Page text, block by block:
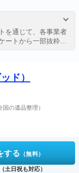
を通じて、各事業者
ートから一部抜粋し
ド）
国の遺品整理）
する （無料）
日祝も対応）